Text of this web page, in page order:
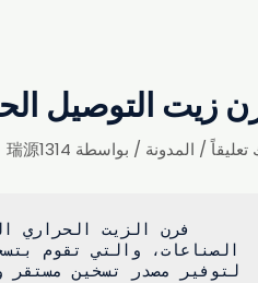
زيت التوصيل
تعليقاً / المدونة / بواسطة 瑞源1314